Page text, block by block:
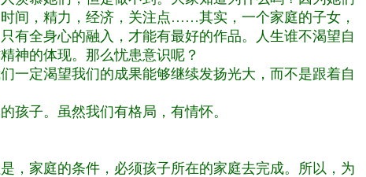
间，精力，经济，关注点……其实，一个家庭的子女，
有全身心的融入，才能有最好的作品。人生谁不渴望自
神的体现。那么忧患意识呢？
一定渴望我们的成果能够继续发扬光大，而不是跟着自
孩子。虽然我们有格局，有情怀。
，家庭的条件，必须孩子所在的家庭去完成。所以，为